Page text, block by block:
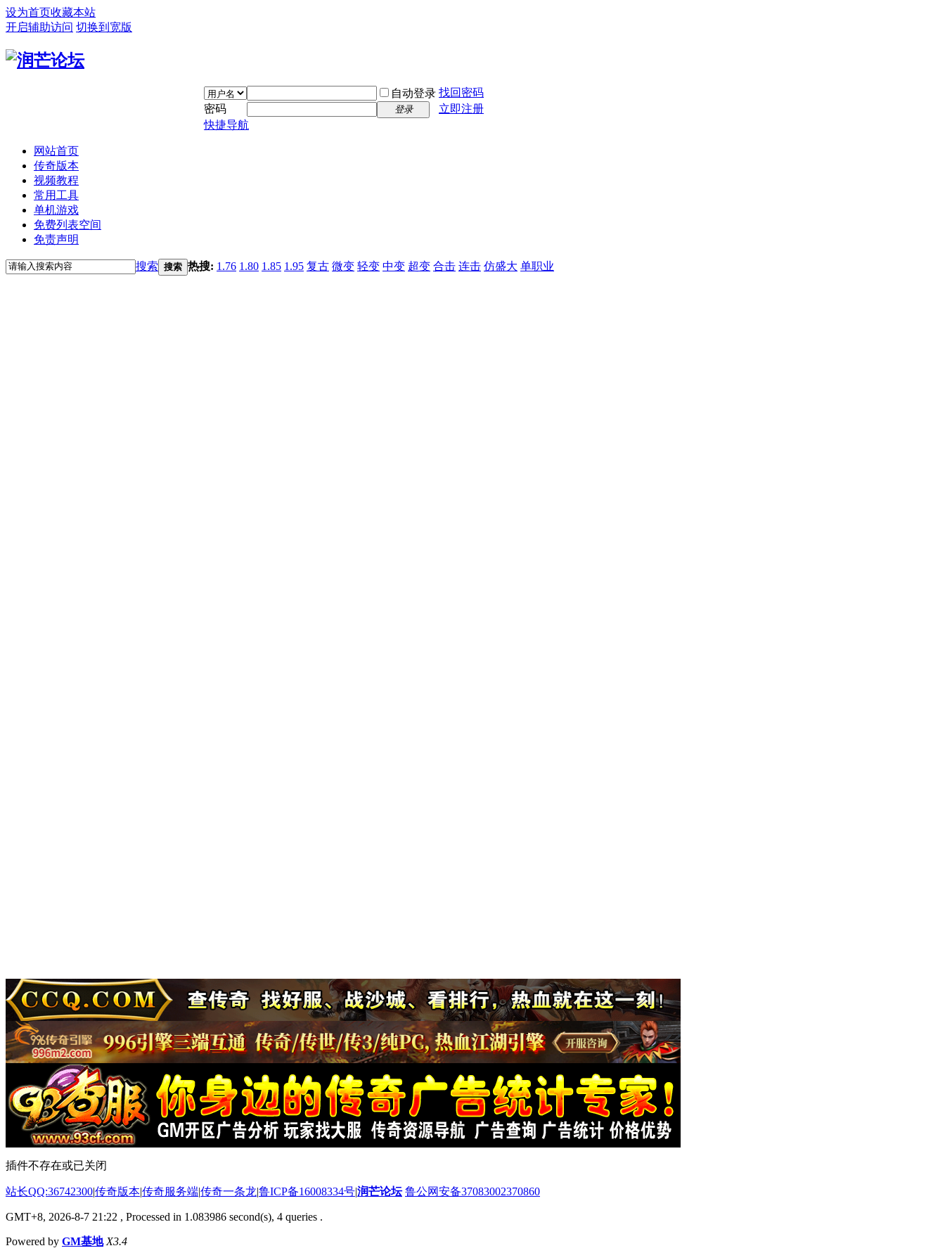
设为首页收藏本站
开启辅助访问 切换到宽版
自动登录 找回密码
密码
登录
立即注册
快捷导航
网站首页
传奇版本
视频教程
常用工具
单机游戏
免费列表空间
免责声明
搜索 搜索 热搜: 1.76 1.80 1.85 1.95 复古 微变 轻变 中变 超变 合击 连击 仿盛大 单职业
插件不存在或已关闭
站长QQ:36742300|传奇版本|传奇服务端|传奇一条龙|鲁ICP备16008334号|润芒论坛 鲁公网安备37083002370860
GMT+8, 2026-8-7 21:22 , Processed in 1.083986 second(s), 4 queries .
Powered by GM基地 X3.4